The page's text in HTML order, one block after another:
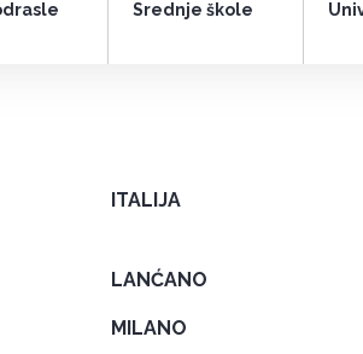
Srednje škole
ITALIJA
LANĆANO
MILANO